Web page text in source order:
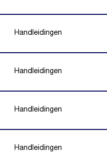
Handleidingen
Handleidingen
Handleidingen
Handleidingen